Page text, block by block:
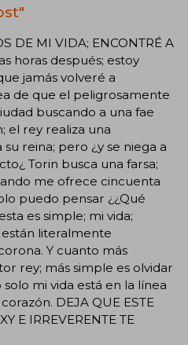
DE MI VIDA; ENCONTRÉ A
horas después; estoy
jamás volveré a
de que el peligrosamente
buscando a una fae
el rey realiza una
reina; pero ¿y se niega a
Torin busca una farsa;
me ofrece cincuenta
puedo pensar ¿¿Qué
es simple; mi vida;
literalmente
Y cuanto más
rey; más simple es olvidar
mi vida está en la línea
DEJA QUE ESTE
E IRREVERENTE TE